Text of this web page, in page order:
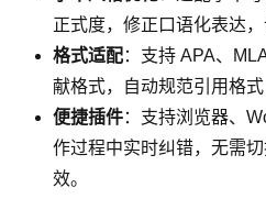
正式度，修正口语化表达
格式适配：支持 APA、
献格式，自动规范引用格式
便捷插件：支持浏览器、
作过程中实时纠错，无需
效。